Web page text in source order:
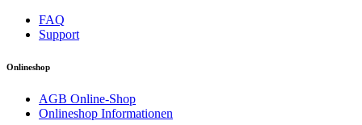
FAQ
Support
Onlineshop
AGB Online-Shop
Onlineshop Informationen